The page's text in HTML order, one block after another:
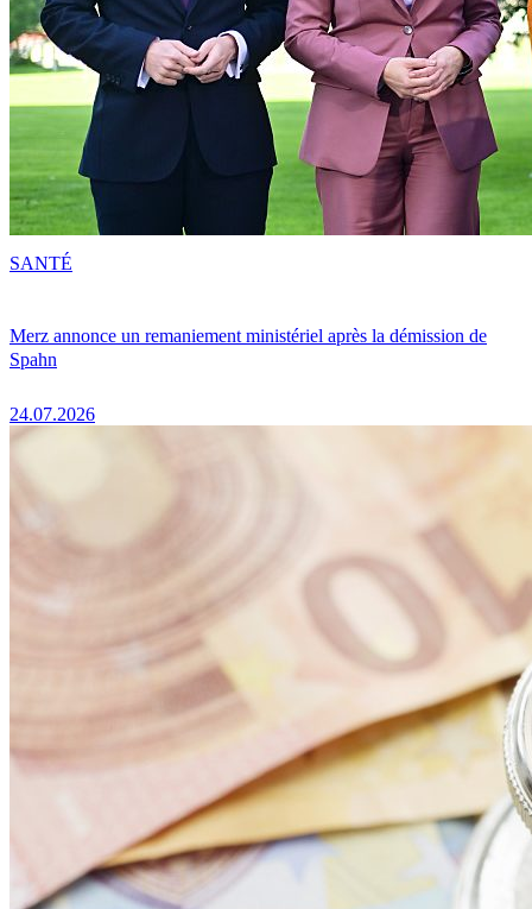
Merz annonce un remaniement ministériel après la démission de
Spahn
24.07.2026
SANTÉ